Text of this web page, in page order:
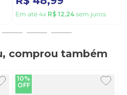
Em até 4x R$ 12,24 sem juros
comprou também
10%
OFF